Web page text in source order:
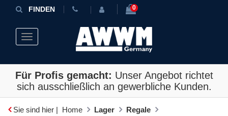
FINDEN 0
Toggle navigation
Für Profis gemacht: Unser Angebot richtet
sich ausschließlich an gewerbliche Kunden.
Sie sind hier | Home Lager
Regale